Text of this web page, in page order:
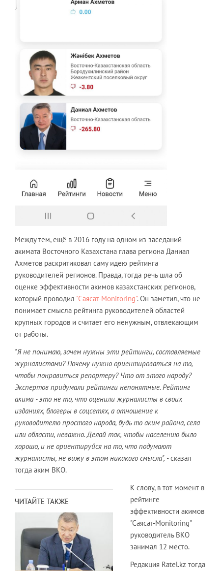
Между тем, ещё в 2016 году на одном из заседаний
акимата Восточного Казахстана глава региона Даниал
Ахметов раскритиковал саму идею рейтинга
руководителей регионов. Правда, тогда речь шла об
оценке эффективности акимов казахстанских регионов,
который проводил "Саясат-Monitoring". Он заметил, что не
понимает смысла рейтинга руководителей областей
крупных городов и считает его ненужным, отвлекающим
от работы.
"Я не понимаю, зачем нужны эти рейтинги, составляемые
журналистами? Почему нужно ориентироваться на то,
чтобы понравиться репортеру? Что от этого народу?
Экспертов придумали рейтинги непонятные. Рейтинг
акима - это не то, что оценили журналисты в своих
изданиях, блогеры в соцсетях, а отношение к
руководителю простого народа, будь то аким района, села
или области, неважно. Делай так, чтобы населению было
хорошо, и не ориентируйся на то, что подумают
журналисты, не вижу в этом никакого смысла", -сказал
тогда аким ВКО.
ЧИТАЙТЕ ТАКЖЕ
К слову, в тот момент в
рейтинге
эффективности акимов
"Саясат-Monitoring"
руководитель ВКО
занимал 12 место.
Редакция Ratel.kz тогда